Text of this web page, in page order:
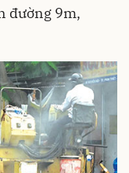
đường 9m,